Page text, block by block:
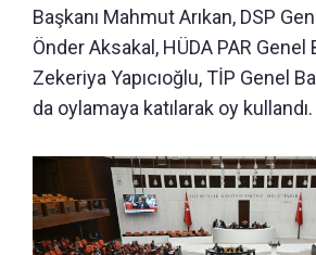
Başkanı Mahmut Arıkan, DSP
Önder Aksakal, HÜDA PAR Genel
Zekeriya Yapıcıoğlu, TİP Genel
da oylamaya katılarak oy kullandı.